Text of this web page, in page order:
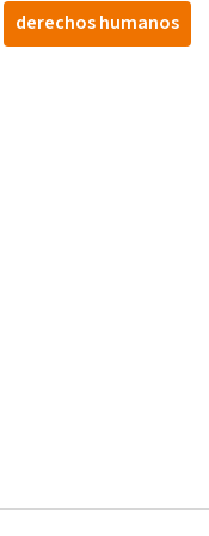
derechos humanos